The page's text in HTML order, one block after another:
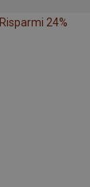
Risparmi 24%